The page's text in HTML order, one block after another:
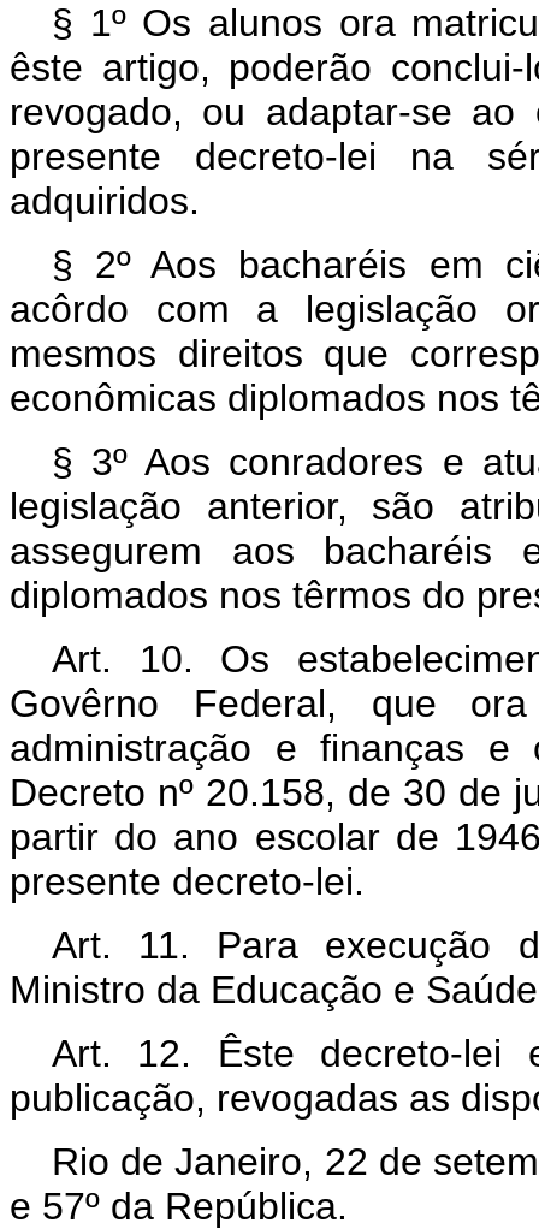
§ 1º Os alunos ora
êste artigo, poderão
revogado, ou adaptar-se ao
presente decreto-lei na
adquiridos.
§ 2º Aos bacharéis em
acôrdo com a legislação
mesmos direitos que
econômicas diplomados nos
§ 3º Aos conradores e
legislação anterior, são
assegurem aos bacharéis
diplomados nos têrmos do
Art. 10. Os
Govêrno Federal, que
administração e finanças
Decreto nº 20.158, de 30 de
partir do ano escolar de
presente decreto-lei.
Art. 11. Para execução
Ministro da Educação e
Art. 12. Êste decreto-
publicação, revogadas as
Rio de Janeiro, 22 de
e 57º da República.